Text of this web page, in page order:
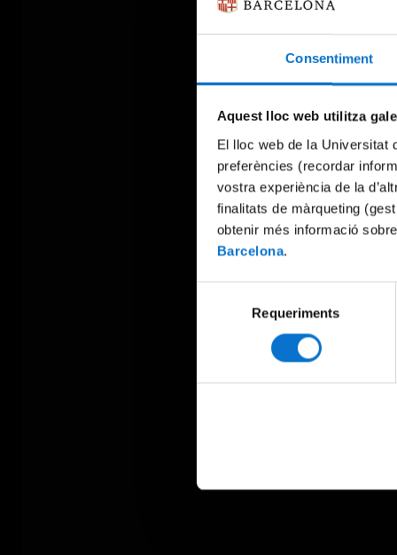
Consentiment
Aquest lloc web utilitza
El lloc web de la Universitat
preferències (recordar
vostra experiència de la
finalitats de màrqueting
obtenir més informació
Barcelona.
consentiment
Requeriments